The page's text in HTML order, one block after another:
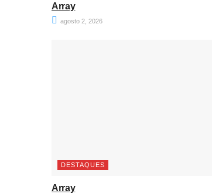
Array
agosto 2, 2026
DESTAQUES
Array